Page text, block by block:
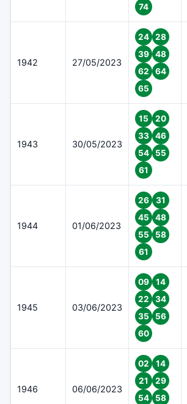
74
1942 27/05/2023
24
28
39
48
62
64
65
1943 30/05/2023
15
20
33
46
54
55
61
1944 01/06/2023
26
31
45
48
55
58
61
1945 03/06/2023
09
14
22
34
35
56
60
1946 06/06/2023
02
14
21
29
54
58